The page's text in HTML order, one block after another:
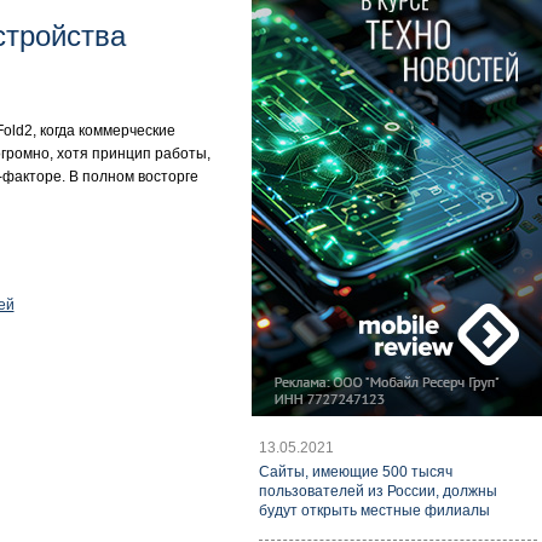
когда коммерческие
хотя принцип работы,
В полном восторге
13.05.2021
Cайты, имеющие 500 тысяч
пользователей из России, должны
будут открыть местные филиалы